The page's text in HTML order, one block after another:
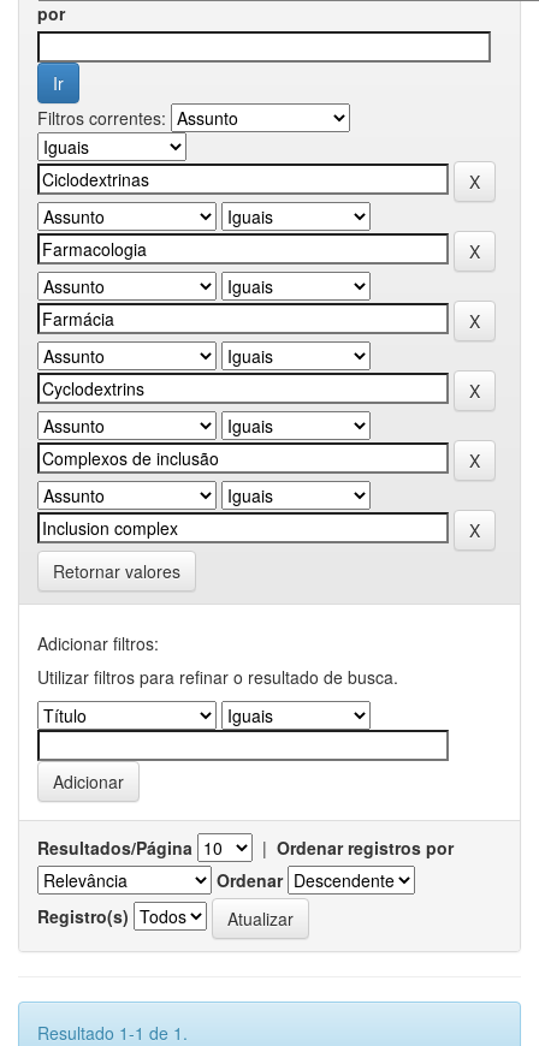
por
Filtros correntes:
Retornar valores
Adicionar filtros:
Utilizar filtros para refinar o resultado de busca.
Resultados/Página | Ordenar registros por
Ordenar
Registro(s)
Resultado 1-1 de 1.